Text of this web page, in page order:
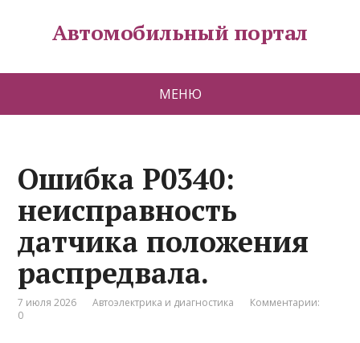
Автомобильный портал
МЕНЮ
Ошибка P0340:
неисправность
датчика положения
распредвала.
7 июля 2026 Автоэлектрика и диагностика
Комментарии:
0